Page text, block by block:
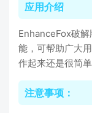
应用介绍
EnhanceFox破
能，可帮助广大
作起来还是很简单
注意事项：